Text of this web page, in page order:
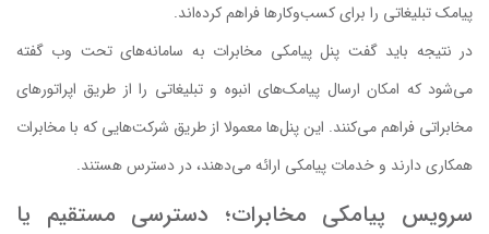
پیامک تبلیغاتی را برای کسب‌وکارها فراهم کرده‌اند.
در نتیجه باید گفت پنل پیامکی مخابرات به سامانه‌های تحت وب گفته
می‌شود که امکان ارسال پیامک‌های انبوه و تبلیغاتی را از طریق اپراتورهای
مخابراتی فراهم می‌کنند. این پنل‌ها معمولا از طریق شرکت‌هایی که با مخابرات
همکاری دارند و خدمات پیامکی ارائه می‌دهند، در دسترس هستند.
سرویس پیامکی مخابرات؛ دسترسی مستقیم یا